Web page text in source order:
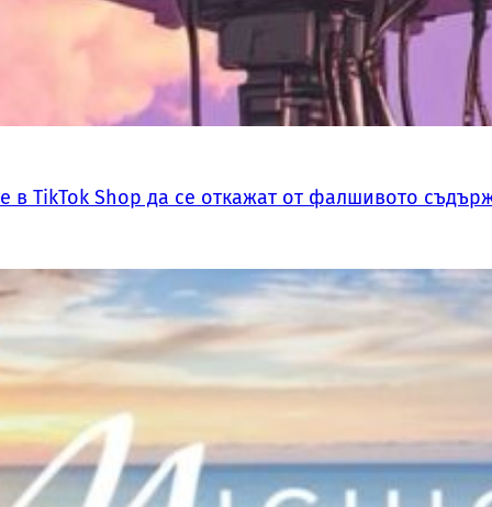
в TikTok Shop да се откажат от фалшивото